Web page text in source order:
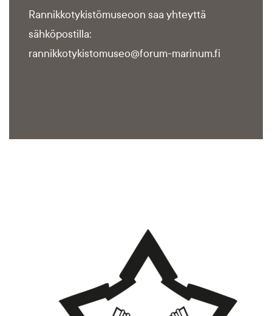
Rannikkotykistömuseoon saa yhteyttä
sähköpostilla:
rannikkotykistomuseo@forum-marinum.fi